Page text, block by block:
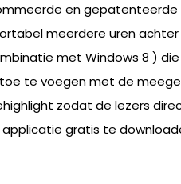
en
meerdere uren
met Windows 8 )
te voegen met de
zodat de lezers
gratis te